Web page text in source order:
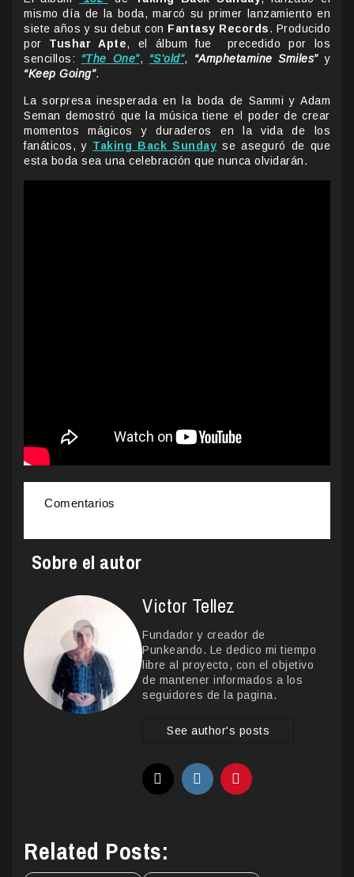
mismo día de la boda, marcó su primer lanzamiento en
siete años y su debut con Fantasy Records. Producido
por Tushar Apte, el álbum fue precedido por los
sencillos: “The One”, “S’old”, “Amphetamine Smiles”y
“Keep Going”.
La sorpresa inesperada en la boda de Sammi y Adam
Seman demostró que la música tiene el poder de crear
momentos mágicos y duraderos en la vida de los
fanáticos, y Taking Back Sunday se aseguró de que
esta boda sea una celebración que nunca olvidarán.
Comentarios
Sobre el autor
Victor Tellez
Fundador y creador de
Punkeando. Le dedico mi tiempo
libre al proyecto, con el objetivo
de mantener informados a los
seguidores de la pagina.
See author's posts
Related Posts: